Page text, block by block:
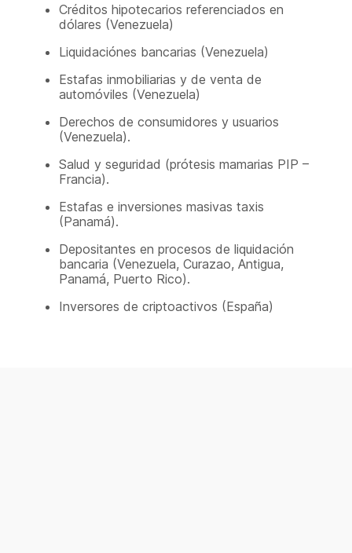
Créditos hipotecarios referenciados en
dólares (Venezuela)
Liquidaciónes bancarias (Venezuela)
Estafas inmobiliarias y de venta de
automóviles (Venezuela)
Derechos de consumidores y usuarios
(Venezuela).
Salud y seguridad (prótesis mamarias PIP –
Francia).
Estafas e inversiones masivas taxis
(Panamá).
Depositantes en procesos de liquidación
bancaria (Venezuela, Curazao, Antigua,
Panamá, Puerto Rico).
Inversores de criptoactivos (España)